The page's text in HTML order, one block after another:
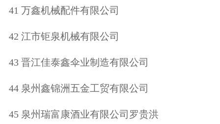
41 万鑫机械配件有限公司
42 江市钜泉机械有限公司
43 晋江佳泰鑫伞业制造有限公司
44 泉州鑫锦洲五金工贸有限公司
45 泉州瑞富康酒业有限公司罗贵洪